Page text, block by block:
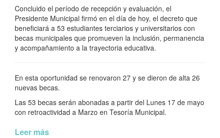
Concluido el período de recepción y evaluación, el
Presidente Municipal firmó en el día de hoy, el decreto que
beneficiará a 53 estudiantes terciarios y universitarios con
becas municipales que promueven la inclusión, permanencia
y acompañamiento a la trayectoria educativa.
En esta oportunidad se renovaron 27 y se dieron de alta 26
nuevas becas.
Las 53 becas serán abonadas a partir del Lunes 17 de mayo
con retroactividad a Marzo en Tesoría Municipal.
Leer más